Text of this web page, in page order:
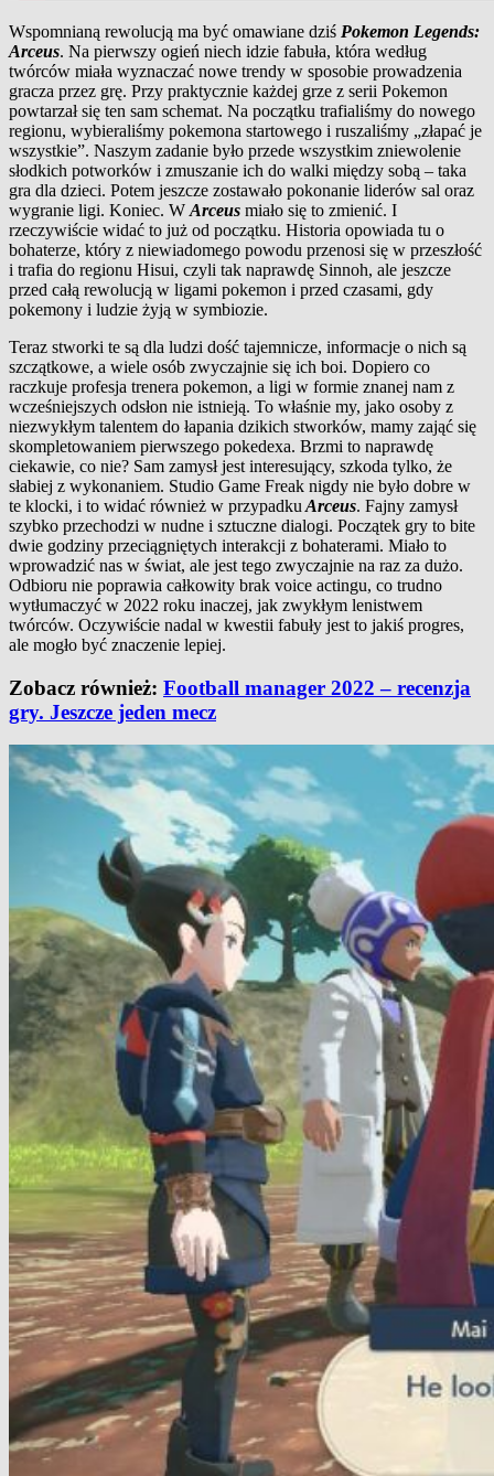
Wspomnianą rewolucją ma być omawiane dziś Pokemon Legends:
Arceus. Na pierwszy ogień niech idzie fabuła, która według
twórców miała wyznaczać nowe trendy w sposobie prowadzenia
gracza przez grę. Przy praktycznie każdej grze z serii Pokemon
powtarzał się ten sam schemat. Na początku trafialiśmy do nowego
regionu, wybieraliśmy pokemona startowego i ruszaliśmy „złapać je
wszystkie”. Naszym zadanie było przede wszystkim zniewolenie
słodkich potworków i zmuszanie ich do walki między sobą – taka
gra dla dzieci. Potem jeszcze zostawało pokonanie liderów sal oraz
wygranie ligi. Koniec. W Arceus miało się to zmienić. I
rzeczywiście widać to już od początku. Historia opowiada tu o
bohaterze, który z niewiadomego powodu przenosi się w przeszłość
i trafia do regionu Hisui, czyli tak naprawdę Sinnoh, ale jeszcze
przed całą rewolucją w ligami pokemon i przed czasami, gdy
pokemony i ludzie żyją w symbiozie.
Teraz stworki te są dla ludzi dość tajemnicze, informacje o nich są
szczątkowe, a wiele osób zwyczajnie się ich boi. Dopiero co
raczkuje profesja trenera pokemon, a ligi w formie znanej nam z
wcześniejszych odsłon nie istnieją. To właśnie my, jako osoby z
niezwykłym talentem do łapania dzikich stworków, mamy zająć się
skompletowaniem pierwszego pokedexa. Brzmi to naprawdę
ciekawie, co nie? Sam zamysł jest interesujący, szkoda tylko, że
słabiej z wykonaniem. Studio Game Freak nigdy nie było dobre w
te klocki, i to widać również w przypadku Arceus. Fajny zamysł
szybko przechodzi w nudne i sztuczne dialogi. Początek gry to bite
dwie godziny przeciągniętych interakcji z bohaterami. Miało to
wprowadzić nas w świat, ale jest tego zwyczajnie na raz za dużo.
Odbioru nie poprawia całkowity brak voice actingu, co trudno
wytłumaczyć w 2022 roku inaczej, jak zwykłym lenistwem
twórców. Oczywiście nadal w kwestii fabuły jest to jakiś progres,
ale mogło być znaczenie lepiej.
Zobacz również: Football manager 2022 – recenzja
gry. Jeszcze jeden mecz